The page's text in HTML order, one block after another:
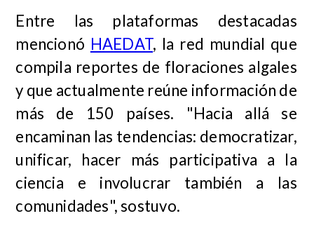
Entre las plataformas destacadas
mencionó HAEDAT, la red mundial que
compila reportes de floraciones algales
y que actualmente reúne información de
más de 150 países. "Hacia allá se
encaminan las tendencias: democratizar,
unificar, hacer más participativa a la
ciencia e involucrar también a las
comunidades", sostuvo.